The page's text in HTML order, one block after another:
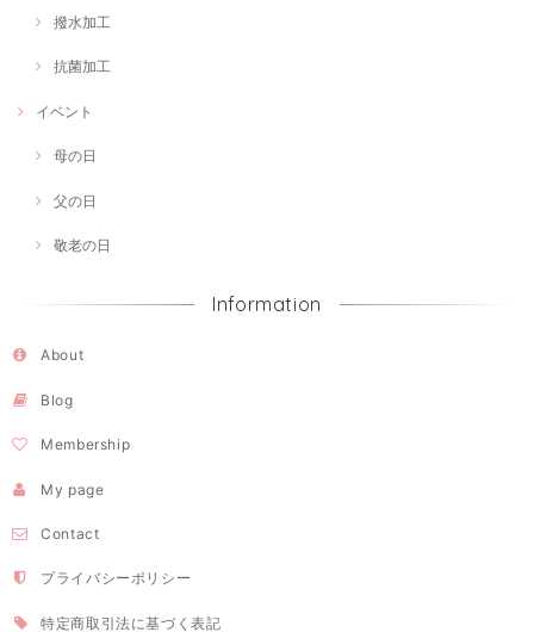
撥水加工
抗菌加工
イベント
母の日
父の日
敬老の日
Information
About
Blog
Membership
My page
Contact
プライバシーポリシー
特定商取引法に基づく表記